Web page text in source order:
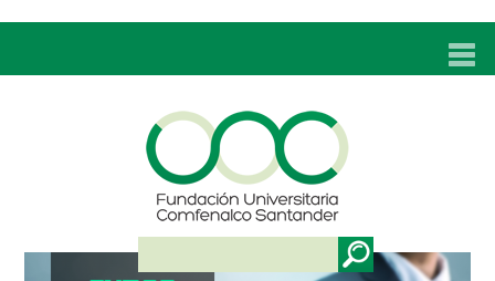
UNC
ADMISIONES
PROGRAMAS
TÉCNICOS LABORALES